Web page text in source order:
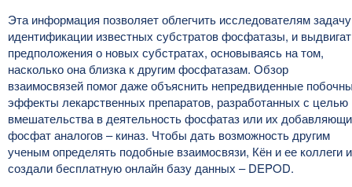
Эта информация позволяет облегчить исследователям задачу
идентификации известных субстратов фосфатазы, и
предположения о новых субстратах, основываясь на том,
насколько она близка к другим фосфатазам. Обзор
взаимосвязей помог даже объяснить непредвиденные
эффекты лекарственных препаратов, разработанных с целью
вмешательства в деятельность фосфатаз или их
фосфат аналогов – киназ. Чтобы дать возможность другим
ученым определять подобные взаимосвязи, Кён и ее коллеги и
создали бесплатную онлайн базу данных – DEPOD.